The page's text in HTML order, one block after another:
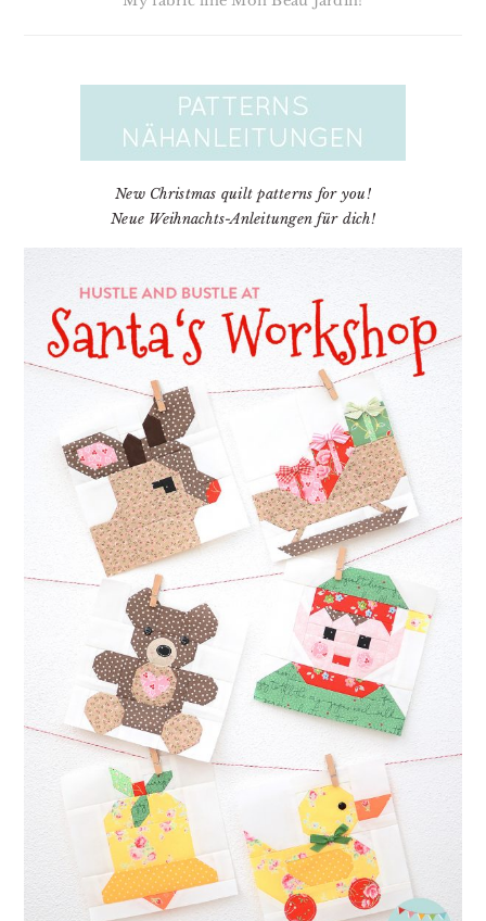
New Christmas quilt patterns for you!
Neue Weihnachts-Anleitungen für dich!